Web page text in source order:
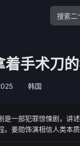
着手术刀
韩国
是一部犯罪惊悚剧，讲
。姜勋饰演相信人类本